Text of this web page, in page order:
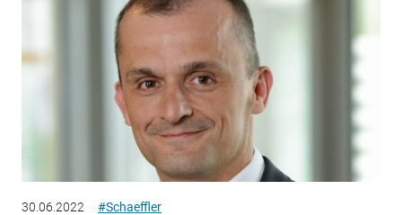
30.06.2022 #Schaeffler